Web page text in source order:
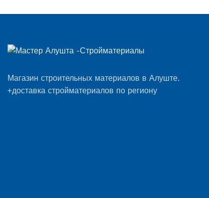
Магазин строительных материалов в Алуште.
+доставка стройматериалов по региону